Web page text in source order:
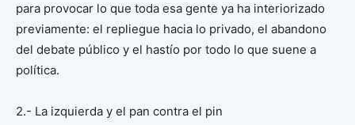
para provocar lo que toda esa gente ya ha interiorizado
previamente: el repliegue hacia lo privado, el abandono
del debate público y el hastío por todo lo que suene a
política.
2.- La izquierda y el pan contra el pin